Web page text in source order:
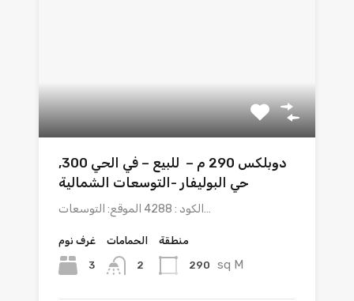
دوبلكس 290 م – للبيع – في الحي 300,
حي البوليفار -التوسعات الشمالية
الكود : 4288 الموقع: التوسعات…
غرف نوم
3
الحمامات
2
منطقة
290 sq M